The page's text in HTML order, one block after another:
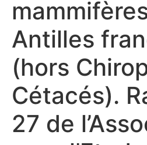
Antilles
(hors
Cétacés).
27 de